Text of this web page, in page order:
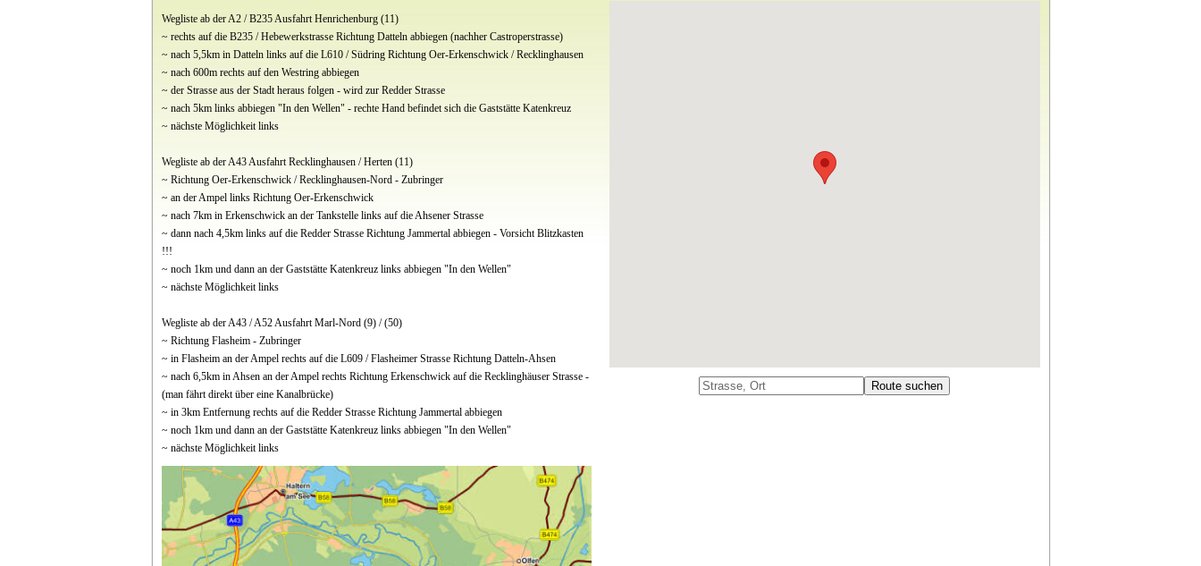
Wegliste ab der A2 / B235 Ausfahrt Henrichenburg (11)
~ rechts auf die B235 / Hebewerkstrasse Richtung Datteln abbiegen (nachher Castroperstrasse)
~ nach 5,5km in Datteln links auf die L610 / Südring Richtung Oer-Erkenschwick / Recklinghausen
~ nach 600m rechts auf den Westring abbiegen
~ der Strasse aus der Stadt heraus folgen - wird zur Redder Strasse
~ nach 5km links abbiegen "In den Wellen" - rechte Hand befindet sich die Gaststätte Katenkreuz
~ nächste Möglichkeit links
Wegliste ab der A43 Ausfahrt Recklinghausen / Herten (11)
~ Richtung Oer-Erkenschwick / Recklinghausen-Nord - Zubringer
~ an der Ampel links Richtung Oer-Erkenschwick
~ nach 7km in Erkenschwick an der Tankstelle links auf die Ahsener Strasse
~ dann nach 4,5km links auf die Redder Strasse Richtung Jammertal abbiegen - Vorsicht Blitzkasten
!!!
~ noch 1km und dann an der Gaststätte Katenkreuz links abbiegen "In den Wellen"
~ nächste Möglichkeit links
Wegliste ab der A43 / A52 Ausfahrt Marl-Nord (9) / (50)
~ Richtung Flasheim - Zubringer
~ in Flasheim an der Ampel rechts auf die L609 / Flasheimer Strasse Richtung Datteln-Ahsen
~ nach 6,5km in Ahsen an der Ampel rechts Richtung Erkenschwick auf die Recklinghäuser Strasse -
(man fährt direkt über eine Kanalbrücke)
~ in 3km Entfernung rechts auf die Redder Strasse Richtung Jammertal abbiegen
~ noch 1km und dann an der Gaststätte Katenkreuz links abbiegen "In den Wellen"
~ nächste Möglichkeit links